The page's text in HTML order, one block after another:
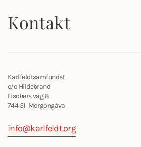
Kontakt
Karlfeldtsamfundet
c/o Hildebrand
Fischers väg 8
744 51 Morgongåva
info@karlfeldt.org